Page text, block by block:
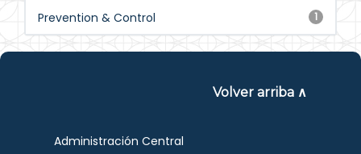
1
Prevention & Control
Volver arriba ∧
Administración Central